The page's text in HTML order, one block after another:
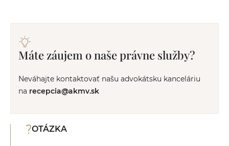
Máte záujem o naše právne služby?
Neváhajte kontaktovať našu advokátsku kanceláriu
na recepcia@akmv.sk
OTÁZKA